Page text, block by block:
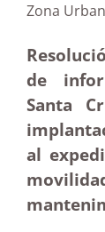
Zona
de
Santa
al